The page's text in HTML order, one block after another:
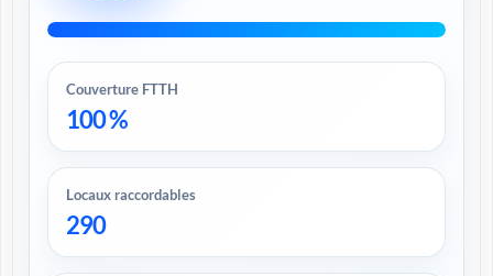
Couverture FTTH
100 %
Locaux raccordables
290